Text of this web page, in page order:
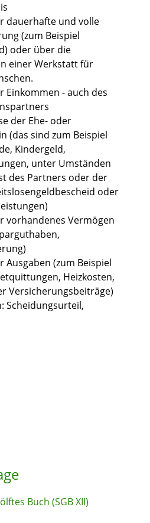
dauerhafte und volle
(zum Beispiel
oder über die
einer Werkstatt für
Einkommen - auch des
der Ehe- oder
(das sind zum Beispiel
Kindergeld,
unter Umständen
des Partners oder der
oder
vorhandenes Vermögen
Ausgaben (zum Beispiel
Heizkosten,
Versicherungsbeiträge)
Scheidungsurteil,
Buch (SGB XII)